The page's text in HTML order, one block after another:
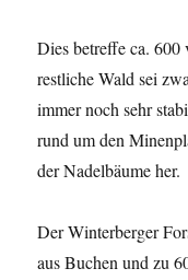
Dies betreffe ca.
restliche Wald sei
immer noch sehr
rund um den
der Nadelbäume her.
Der Winterberger
aus Buchen und zu